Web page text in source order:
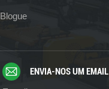
Blogue
ENVIA-NOS UM EMAIL